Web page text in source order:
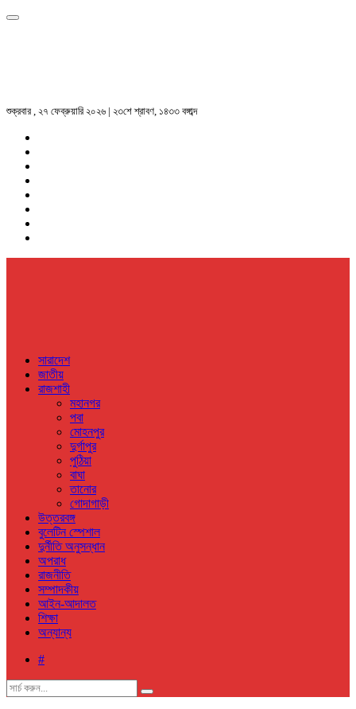
শুক্রবার , ২৭ ফেব্রুয়ারি ২০২৬ | ২৩শে শ্রাবণ, ১৪৩৩ বঙ্গাব্দ
সারাদেশ
জাতীয়
রাজশাহী
মহানগর
পবা
মোহনপুর
দুর্গাপুর
পুঠিয়া
বাঘা
তানোর
গোদাগাড়ী
উত্তরবঙ্গ
বুলেটিন স্পেশাল
দুর্নীতি অনুসন্ধান
অপরাধ
রাজনীতি
সম্পাদকীয়
আইন-আদালত
শিক্ষা
অন্যান্য
#